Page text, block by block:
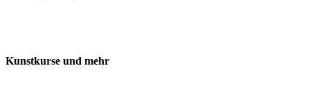
Kunstkurse und mehr